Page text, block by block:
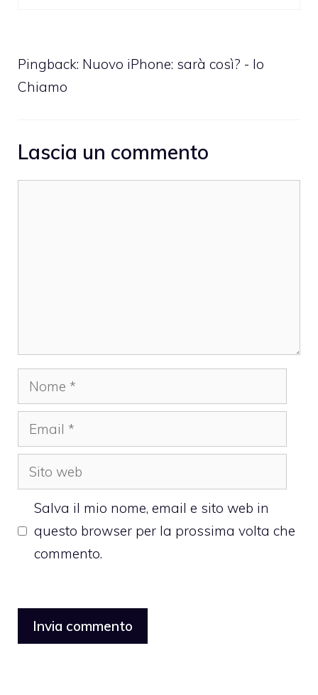
Pingback: Nuovo iPhone: sarà così? - Io
Chiamo
Lascia un commento
Nome
Email
Sito
web
Salva il mio nome, email e sito web in
questo browser per la prossima volta che
commento.